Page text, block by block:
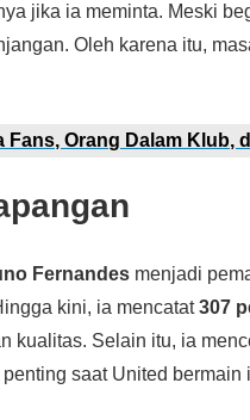
jika ia meminta. Meski
Oleh karena itu,
Fans, Orang Dalam Klub,
Fernandes menjadi
kini, ia mencatat307
kualitas. Selain itu, ia
saat United bermain